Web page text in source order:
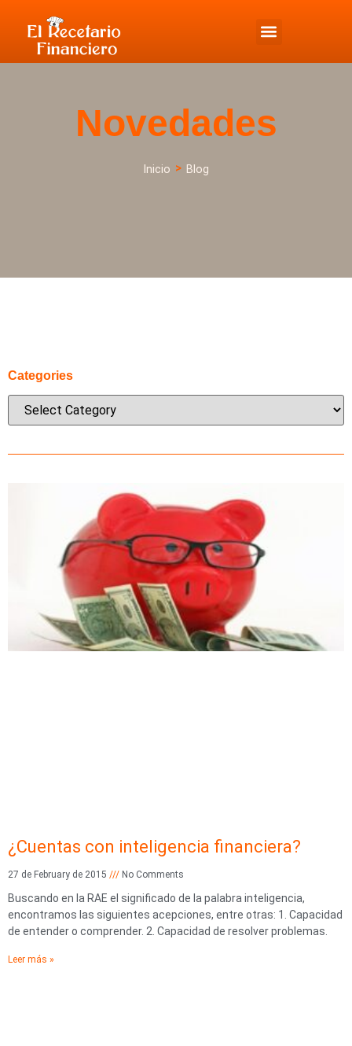
Novedades
Inicio > Blog
Categories
¿Cuentas con inteligencia financiera?
27 de February de 2015 No Comments
Buscando en la RAE el significado de la palabra inteligencia,
encontramos las siguientes acepciones, entre otras: 1. Capacidad
de entender o comprender. 2. Capacidad de resolver problemas.
Leer más »